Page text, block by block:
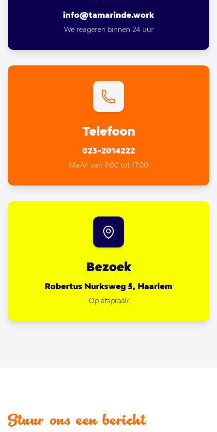
info@tamarinde.work
We reageren binnen 24 uur
Telefoon
023-2014222
Ma-Vr van 9:00 tot 17:00
Bezoek
Robertus Nurksweg 5, Haarlem
Op afspraak
Stuur ons een bericht